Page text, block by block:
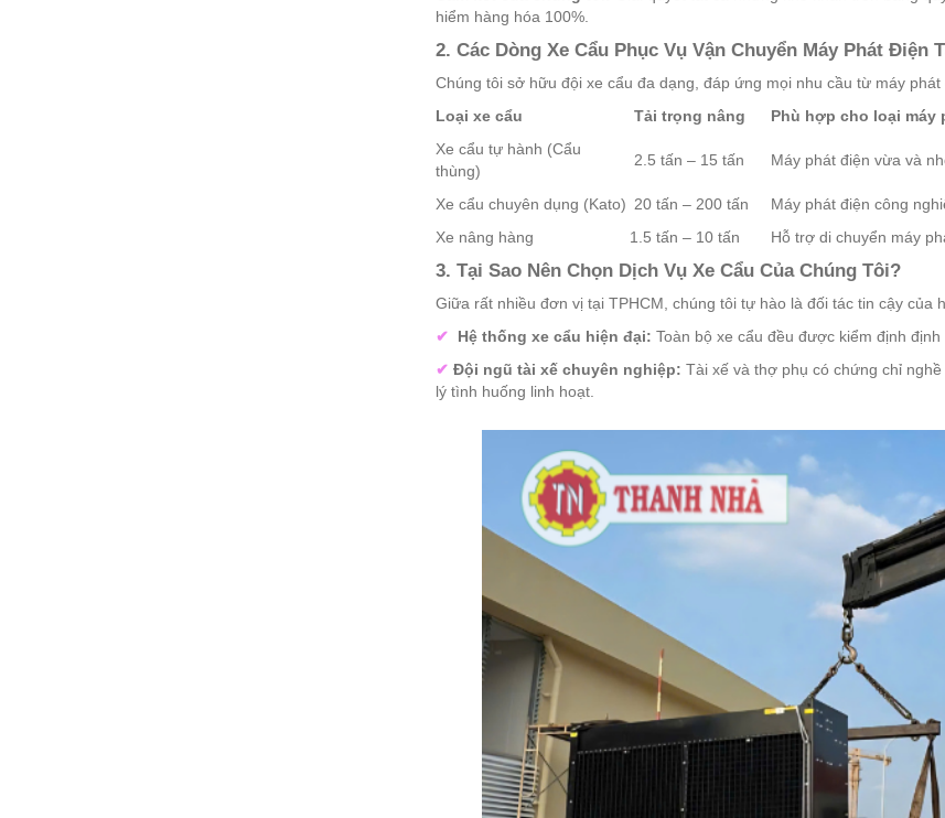
hiểm hàng hóa 100%.
2. Các Dòng Xe Cẩu Phục Vụ Vận Chuyển Máy Phát Điện
Chúng tôi sở hữu đội xe cẩu đa dạng, đáp ứng mọi nhu cầu từ máy
Loại xe cẩu
Tải trọng nâng
Phù hợp cho loại máy
Xe cẩu tự hành (Cẩu
thùng)
2.5 tấn – 15 tấn Máy phát điện vừa và
Xe cẩu chuyên dụng (Kato) 20 tấn – 200 tấn Máy phát điện công
Xe nâng hàng
1.5 tấn – 10 tấn Hỗ trợ di chuyển máy
3. Tại Sao Nên Chọn Dịch Vụ Xe Cẩu Của Chúng Tôi?
Giữa rất nhiều đơn vị tại TPHCM, chúng tôi tự hào là đối tác tin cậy của
✔ Hệ thống xe cẩu hiện đại: Toàn bộ xe cẩu đều được kiểm định
✔ Đội ngũ tài xế chuyên nghiệp: Tài xế và thợ phụ có chứng chỉ
lý tình huống linh hoạt.